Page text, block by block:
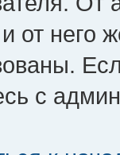
от него
с